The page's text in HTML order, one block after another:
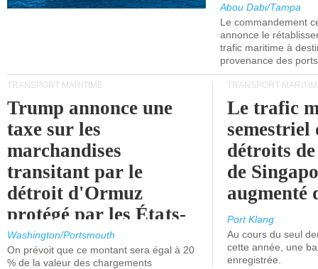
Abou Dabi/Tampa
Le commandement
annonce le
trafic maritime à
provenance des
TRANSPORT MARITIME
Trump annonce une
taxe sur les
marchandises
transitant par le
détroit d'Ormuz
protégé par les États-
Unis.
Washington/Portsmouth
On prévoit que ce montant sera égal à 20
% de la valeur des chargements
TRANSPORT
Le trafic
semestriel
détroits
de
augmenté
Port Klang
Au cours du seul
cette année, une
enregistrée.